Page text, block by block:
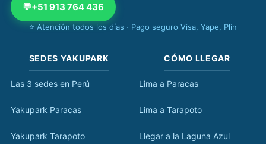
💬+51 913 764 436
⭐ Atención todos los días · Pago seguro Visa, Yape, Plin
SEDES YAKUPARK
Las 3 sedes en Perú
Yakupark Paracas
Yakupark Tarapoto
CÓMO LLEGAR
Lima a Paracas
Lima a Tarapoto
Llegar a la Laguna Azul